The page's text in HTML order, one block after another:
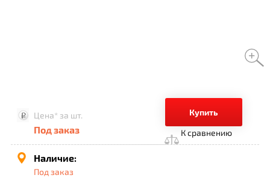
Купить
Цена* за шт.
Под заказ К сравнению
Наличие:
Под заказ